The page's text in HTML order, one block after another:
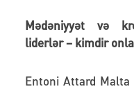
Mədəniyyət və
liderlər – kimdir
Entoni Attard Malta